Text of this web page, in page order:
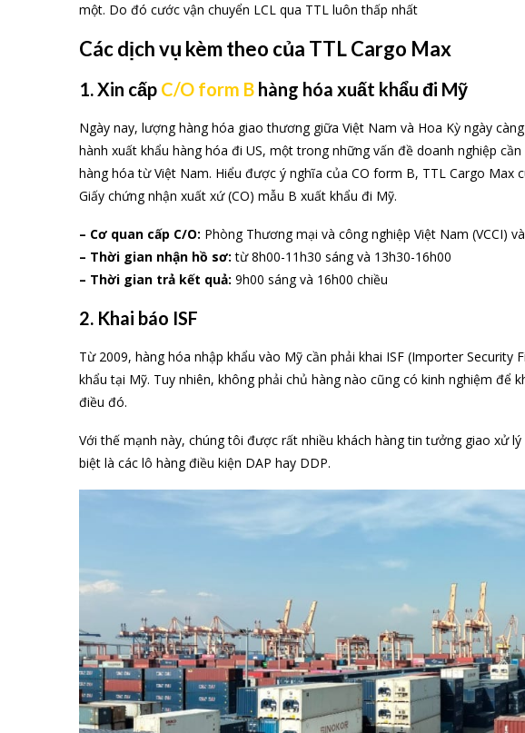
một. Do đó cước vận chuyển LCL qua TTL luôn thấp nhất
Các dịch vụ kèm theo của TTL Cargo Max
1. Xin cấp C/O form B hàng hóa xuất khẩu đi Mỹ
Ngày nay, lượng hàng hóa giao thương giữa Việt Nam và Hoa Kỳ ngày
hành xuất khẩu hàng hóa đi US, một trong những vấn đề doanh nghiệp
hàng hóa từ Việt Nam. Hiểu được ý nghĩa của CO form B, TTL Cargo Max
Giấy chứng nhận xuất xứ (CO) mẫu B xuất khẩu đi Mỹ.
– Cơ quan cấp C/O: Phòng Thương mại và công nghiệp Việt Nam (VCCI)
– Thời gian nhận hồ sơ: từ 8h00-11h30 sáng và 13h30-16h00
– Thời gian trả kết quả: 9h00 sáng và 16h00 chiều
2. Khai báo ISF
Từ 2009, hàng hóa nhập khẩu vào Mỹ cần phải khai ISF (Importer Security
khẩu tại Mỹ. Tuy nhiên, không phải chủ hàng nào cũng có kinh nghiệm để
điều đó.
Với thế mạnh này, chúng tôi được rất nhiều khách hàng tin tưởng giao xử
biệt là các lô hàng điều kiện DAP hay DDP.